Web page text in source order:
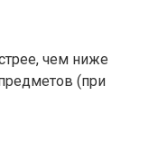
чем ниже
(при